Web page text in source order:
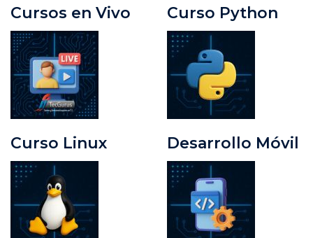
Cursos en Vivo Curso Python
Curso Linux Desarrollo Móvil